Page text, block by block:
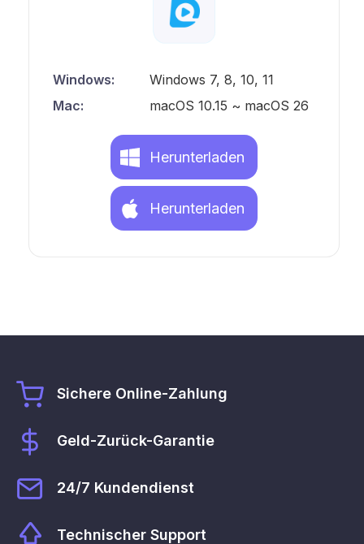
Windows:
Windows 7, 8, 10, 11
Mac:
macOS 10.15 ~ macOS 26
Herunterladen
Herunterladen
Sichere Online-Zahlung
Geld-Zurück-Garantie
24/7 Kundendienst
Technischer Support